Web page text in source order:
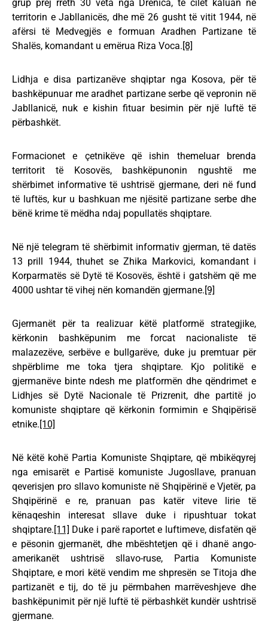
grup prej rreth 30 veta nga Drenica, të cilët kaluan në
territorin e Jabllanicës, dhe më 26 gusht të vitit 1944, në
afërsi të Medvegjës e formuan Aradhen Partizane të
Shalës, komandant u emërua Riza Voca.[8]
Lidhja e disa partizanëve shqiptar nga Kosova, për të
bashkëpunuar me aradhet partizane serbe që vepronin në
Jabllanicë, nuk e kishin fituar besimin për një luftë të
përbashkët.
Formacionet e çetnikëve që ishin themeluar brenda
territorit të Kosovës, bashkëpunonin ngushtë me
shërbimet informative të ushtrisë gjermane, deri në fund
të luftës, kur u bashkuan me njësitë partizane serbe dhe
bënë krime të mëdha ndaj popullatës shqiptare.
Në një telegram të shërbimit informativ gjerman, të datës
13 prill 1944, thuhet se Zhika Markovici, komandant i
Korparmatës së Dytë të Kosovës, është i gatshëm që me
4000 ushtar të vihej nën komandën gjermane.[9]
Gjermanët për ta realizuar këtë platformë strategjike,
kërkonin bashkëpunim me forcat nacionaliste të
malazezëve, serbëve e bullgarëve, duke ju premtuar për
shpërblime me toka tjera shqiptare. Kjo politikë e
gjermanëve binte ndesh me platformën dhe qëndrimet e
Lidhjes së Dytë Nacionale të Prizrenit, dhe partitë jo
komuniste shqiptare që kërkonin formimin e Shqipërisë
etnike.[10]
Në këtë kohë Partia Komuniste Shqiptare, që mbikëqyrej
nga emisarët e Partisë komuniste Jugosllave, pranuan
qeverisjen pro sllavo komuniste në Shqipërinë e Vjetër, pa
Shqipërinë e re, pranuan pas katër viteve lirie të
kënaqeshin interesat sllave duke i ripushtuar tokat
shqiptare.[11] Duke i parë raportet e luftimeve, disfatën që
e pësonin gjermanët, dhe mbështetjen që i dhanë ango-
amerikanët ushtrisë sllavo-ruse, Partia Komuniste
Shqiptare, e mori këtë vendim me shpresën se Titoja dhe
partizanët e tij, do të ju përmbahen marrëveshjeve dhe
bashkëpunimit për një luftë të përbashkët kundër ushtrisë
gjermane.